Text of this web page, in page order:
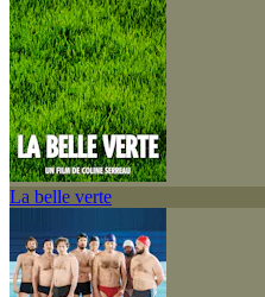
La belle verte